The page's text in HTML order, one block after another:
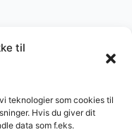
til
teknologier som cookies til
Hvis du giver dit
data som f.eks.